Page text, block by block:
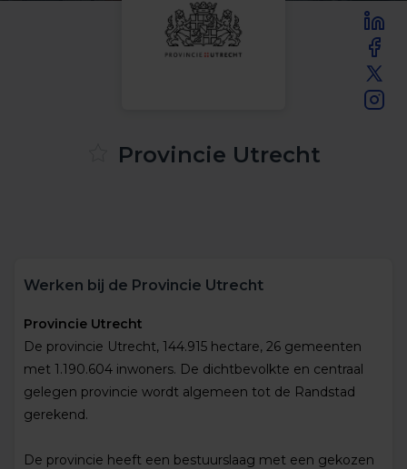
Provincie Utrecht
Werken bij de Provincie Utrecht
Provincie Utrecht
De provincie Utrecht, 144.915 hectare, 26 gemeenten
met 1.190.604 inwoners. De dichtbevolkte en centraal
gelegen provincie wordt algemeen tot de Randstad
gerekend.
De provincie heeft een bestuurslaag met een gekozen